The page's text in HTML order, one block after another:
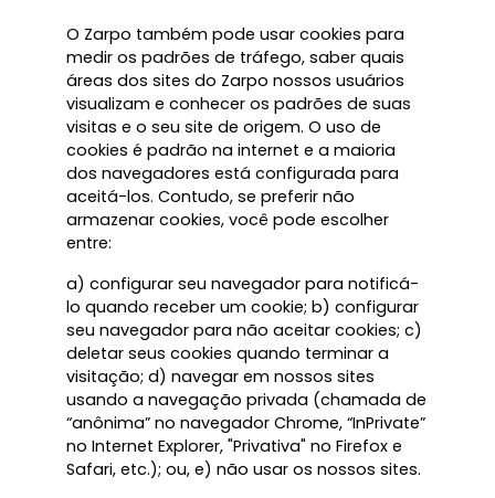
O Zarpo também pode usar cookies para
medir os padrões de tráfego, saber quais
áreas dos sites do Zarpo nossos usuários
visualizam e conhecer os padrões de suas
visitas e o seu site de origem. O uso de
cookies é padrão na internet e a maioria
dos navegadores está configurada para
aceitá-los. Contudo, se preferir não
armazenar cookies, você pode escolher
entre:
a) configurar seu navegador para notificá-
lo quando receber um cookie; b) configurar
seu navegador para não aceitar cookies; c)
deletar seus cookies quando terminar a
visitação; d) navegar em nossos sites
usando a navegação privada (chamada de
“anônima” no navegador Chrome, “InPrivate”
no Internet Explorer, "Privativa" no Firefox e
Safari, etc.); ou, e) não usar os nossos sites.